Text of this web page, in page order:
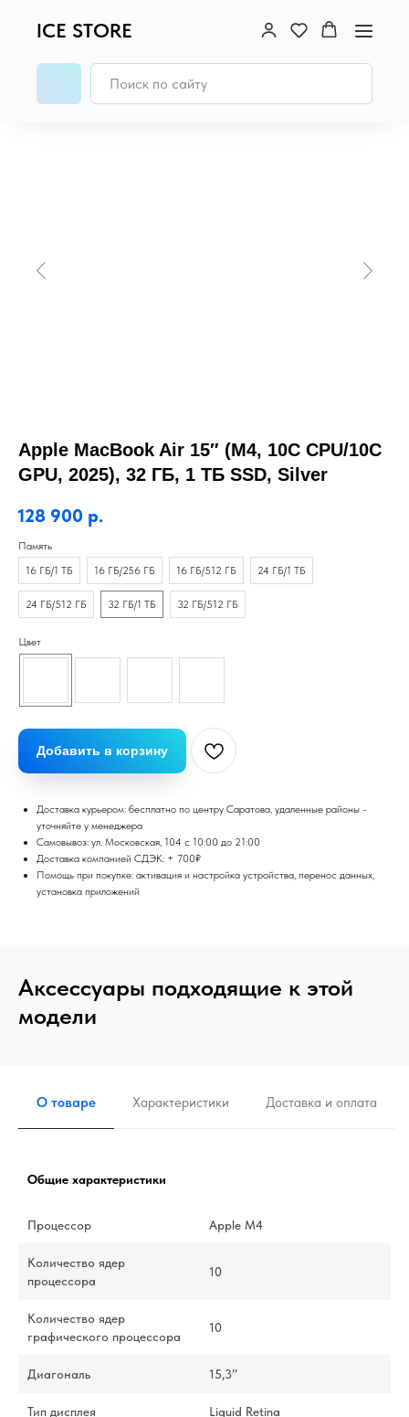
ICE STORE
Главная / MacBook / MacBook Air 15 (M4, 2025)
Apple MacBook Air 15″ (M4, 10C CPU/10C
GPU, 2025), 32 ГБ, 1 ТБ SSD, Silver
128 900 р.
Память
16 ГБ/1 ТБ
16 ГБ/256 ГБ 16 ГБ/512 ГБ 24 ГБ/1 ТБ
24 ГБ/512 ГБ 32 ГБ/1 ТБ 32 ГБ/512 ГБ
Цвет
Добавить в корзину
Доставка курьером: бесплатно по центру Саратова, удаленные районы -
уточняйте у менеджера
Самовывоз: ул. Московская, 104 с 10:00 до 21:00
Доставка компанией СДЭК: + 700₽
Помощь при покупке: активация и настройка устройства, перенос данных,
установка приложений
Аксессуары подходящие к этой
модели
О товаре Характеристики Доставка и оплата
Общие характеристики
Процессор Apple M4
Количество ядер
процессора
10
Количество ядер
графического процессора
10
Диагональ 15,3’’
Тип дисплея Liquid Retina